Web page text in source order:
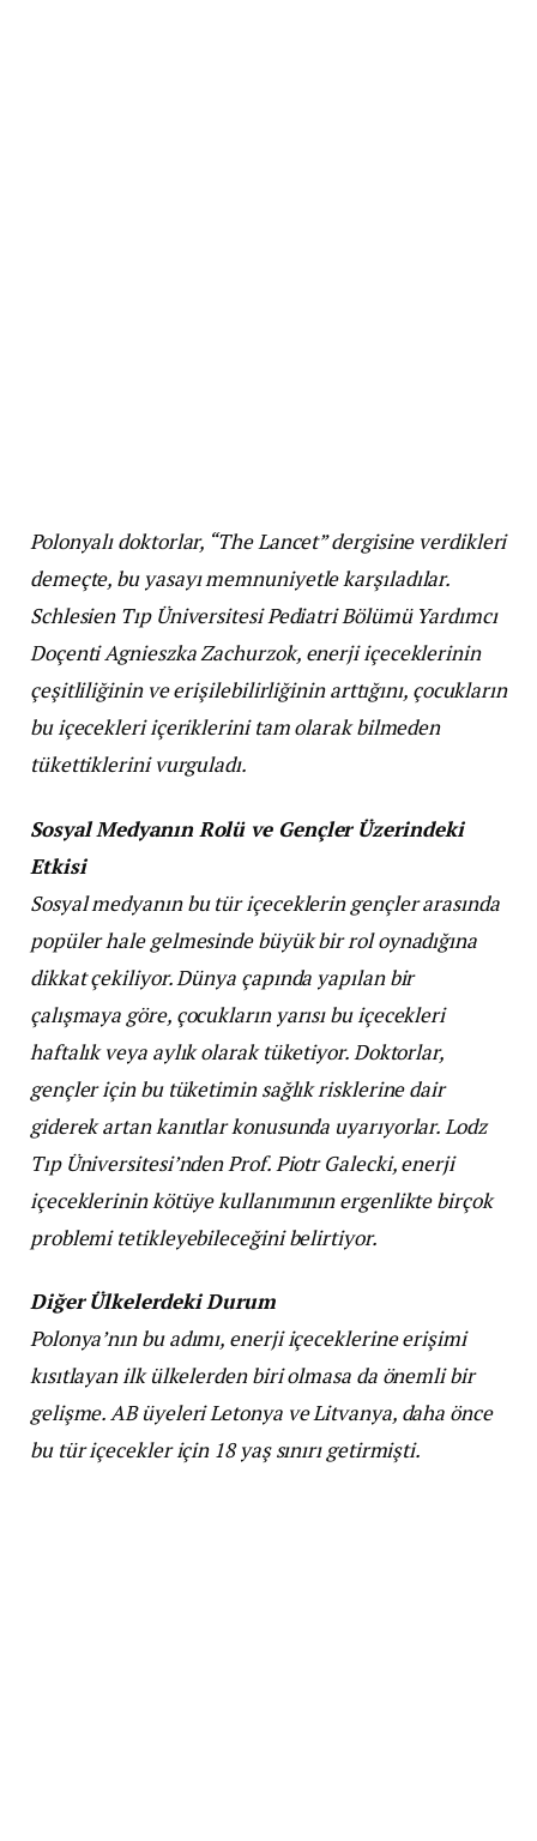
Polonyalı doktorlar, “The Lancet” dergisine verdikleri
demeçte, bu yasayı memnuniyetle karşıladılar.
Schlesien Tıp Üniversitesi Pediatri Bölümü Yardımcı
Doçenti Agnieszka Zachurzok, enerji içeceklerinin
çeşitliliğinin ve erişilebilirliğinin arttığını, çocukların
bu içecekleri içeriklerini tam olarak bilmeden
tükettiklerini vurguladı.
Sosyal Medyanın Rolü ve Gençler Üzerindeki
Etkisi
Sosyal medyanın bu tür içeceklerin gençler arasında
popüler hale gelmesinde büyük bir rol oynadığına
dikkat çekiliyor. Dünya çapında yapılan bir
çalışmaya göre, çocukların yarısı bu içecekleri
haftalık veya aylık olarak tüketiyor. Doktorlar,
gençler için bu tüketimin sağlık risklerine dair
giderek artan kanıtlar konusunda uyarıyorlar. Lodz
Tıp Üniversitesi’nden Prof. Piotr Galecki, enerji
içeceklerinin kötüye kullanımının ergenlikte birçok
problemi tetikleyebileceğini belirtiyor.
Diğer Ülkelerdeki Durum
Polonya’nın bu adımı, enerji içeceklerine erişimi
kısıtlayan ilk ülkelerden biri olmasa da önemli bir
gelişme. AB üyeleri Letonya ve Litvanya, daha önce
bu tür içecekler için 18 yaş sınırı getirmişti.